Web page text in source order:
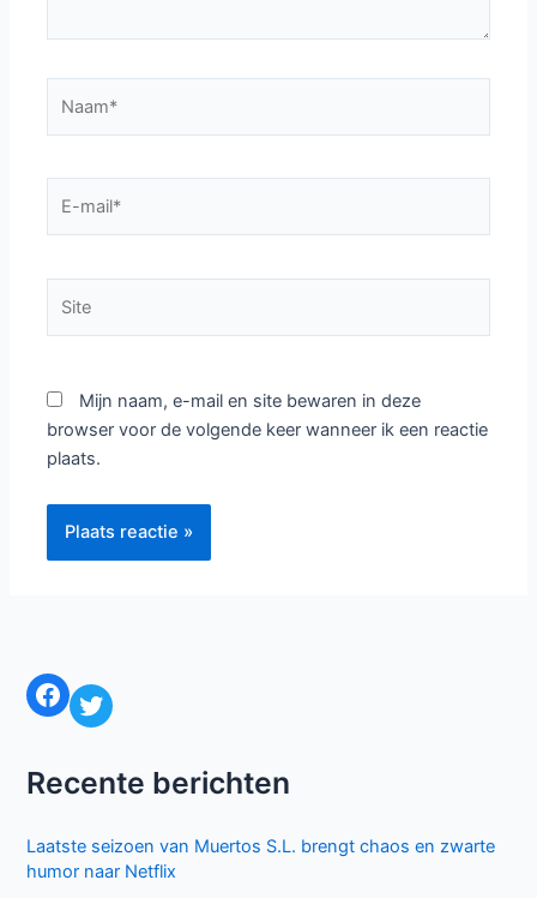
mail*
Mijn naam, e-mail en site bewaren in deze
browser voor de volgende keer wanneer ik een reactie
plaats.
Facebook Twitter
Recente berichten
Laatste seizoen van Muertos S.L. brengt chaos en zwarte
humor naar Netflix